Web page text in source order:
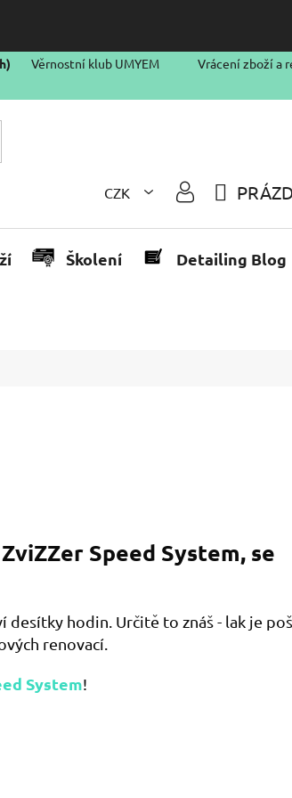
Věrnostní klub UMYEM
Vrácení zboží a
CZK
KOŠÍK
Školení Detailing Blog
Speed System, se
hodin. Určitě to znáš - lak je
renovací.
System!